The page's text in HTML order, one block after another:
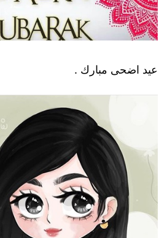
عيد اضحى مبارك .